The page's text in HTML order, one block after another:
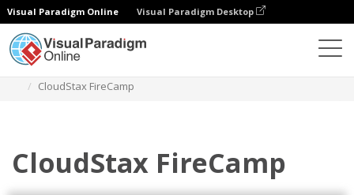
Visual Paradigm Online Visual Paradigm Desktop
CloudStax FireCamp
CloudStax FireCamp